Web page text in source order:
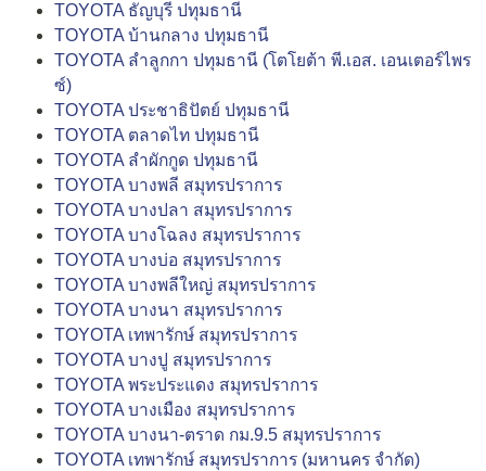
TOYOTA ธัญบุรี ปทุมธานี
TOYOTA บ้านกลาง ปทุมธานี
TOYOTA ลำลูกกา ปทุมธานี (โตโยต้า พี.เอส. เอนเตอร์ไพร
ซ์)
TOYOTA ประชาธิปัตย์ ปทุมธานี
TOYOTA ตลาดไท ปทุมธานี
TOYOTA ลำผักกูด ปทุมธานี
TOYOTA บางพลี สมุทรปราการ
TOYOTA บางปลา สมุทรปราการ
TOYOTA บางโฉลง สมุทรปราการ
TOYOTA บางบ่อ สมุทรปราการ
TOYOTA บางพลีใหญ่ สมุทรปราการ
TOYOTA บางนา สมุทรปราการ
TOYOTA เทพารักษ์ สมุทรปราการ
TOYOTA บางปู สมุทรปราการ
TOYOTA พระประแดง สมุทรปราการ
TOYOTA บางเมือง สมุทรปราการ
TOYOTA บางนา-ตราด กม.9.5 สมุทรปราการ
TOYOTA เทพารักษ์ สมุทรปราการ (มหานคร จำกัด)